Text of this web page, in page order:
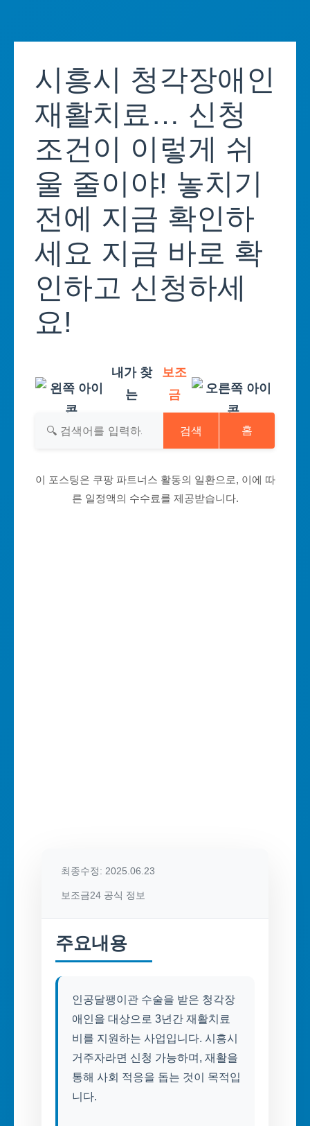
content시흥시 청각장애인
재활치료… 신청
조건이 이렇게 쉬
울 줄이야! 놓치기
전에 지금 확인하
세요 지금 바로 확
인하고 신청하세
요!
내가 찾
는
보조
금
검색 홈
이 포스팅은 쿠팡 파트너스 활동의 일환으로, 이에 따
른 일정액의 수수료를 제공받습니다.
최종수정: 2025.06.23
보조금24 공식 정보
주요내용
인공달팽이관 수술을 받은 청각장
애인을 대상으로 3년간 재활치료
비를 지원하는 사업입니다. 시흥시
거주자라면 신청 가능하며, 재활을
통해 사회 적응을 돕는 것이 목적입
니다.